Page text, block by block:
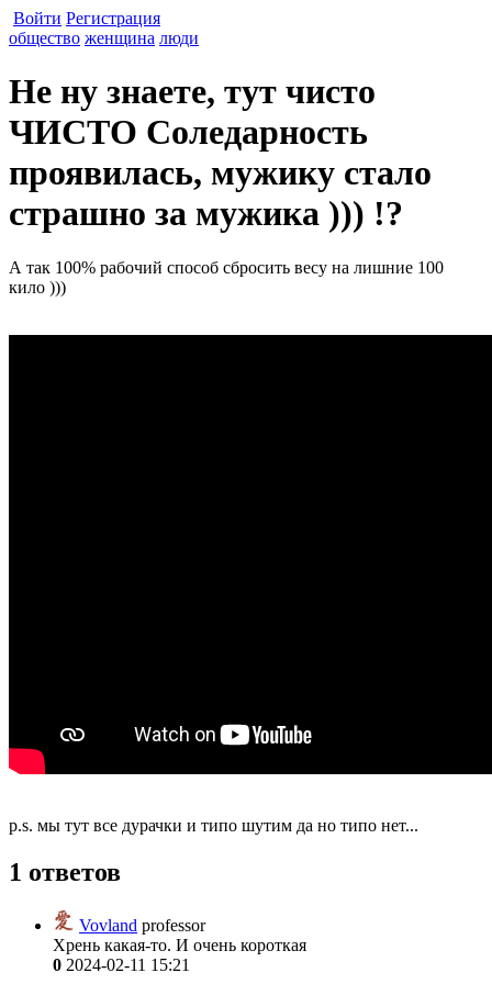
Войти Регистрация
общество женщина люди
Не ну знаете, тут чисто
ЧИСТО Соледарность
проявилась, мужику стало
страшно за мужика ))) !?
А так 100% рабочий способ сбросить весу на лишние 100
кило )))
p.s. мы тут все дурачки и типо шутим да но типо нет...
1 ответов
Vovland professor
Хрень какая-то. И очень короткая
0 2024-02-11 15:21